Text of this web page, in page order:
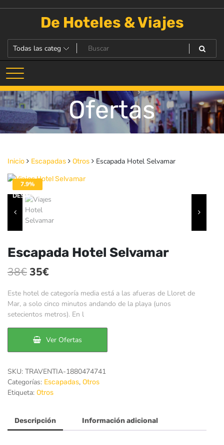
De Hoteles & Viajes
Ofertas
Inicio Escapadas Otros Escapada Hotel Selvamar
7.9%
DESACTIVADO
Escapada Hotel Selvamar
38€ El
precio
original
era:
38€.
35€
precio
actual
es:
35€.
Este hotel de categoría media está a las afueras de Lloret de
Mar, a solo cinco minutos andando de la playa (unos
setecientos metros). En l
Ver Ofertas
SKU: TRAVENTIA-1880474741
Categorías: Escapadas, Otros
Etiqueta: Otros
Descripción Información adicional